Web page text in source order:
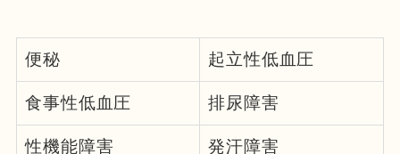
便秘 起立性低血圧
食事性低血圧 排尿障害
性機能障害 発汗障害